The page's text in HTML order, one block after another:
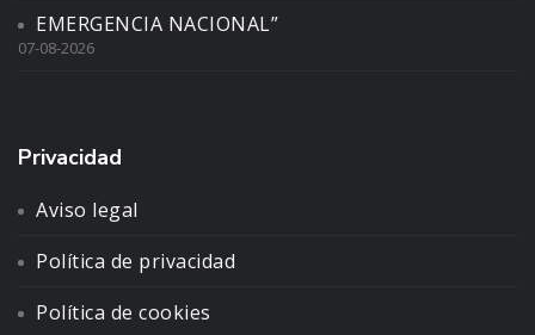
EMERGENCIA NACIONAL”
07-08-2026
Privacidad
Aviso legal
Política de privacidad
Política de cookies